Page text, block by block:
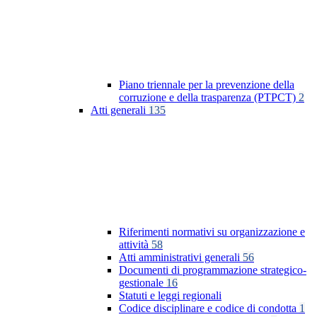
Piano triennale per la prevenzione della
corruzione e della trasparenza (PTPCT) 2
Atti generali 135
Riferimenti normativi su organizzazione e
attività 58
Atti amministrativi generali 56
Documenti di programmazione strategico-
gestionale 16
Statuti e leggi regionali
Codice disciplinare e codice di condotta 1